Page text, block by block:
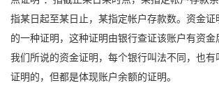
指某日起至某日止，某指定帐户存款数。资金
的一种证明，这种证明由银行查证该账户有资金
我们所说的资金证明，每个银行叫法不同，也
证明的，但都是体现账户余额的证明。